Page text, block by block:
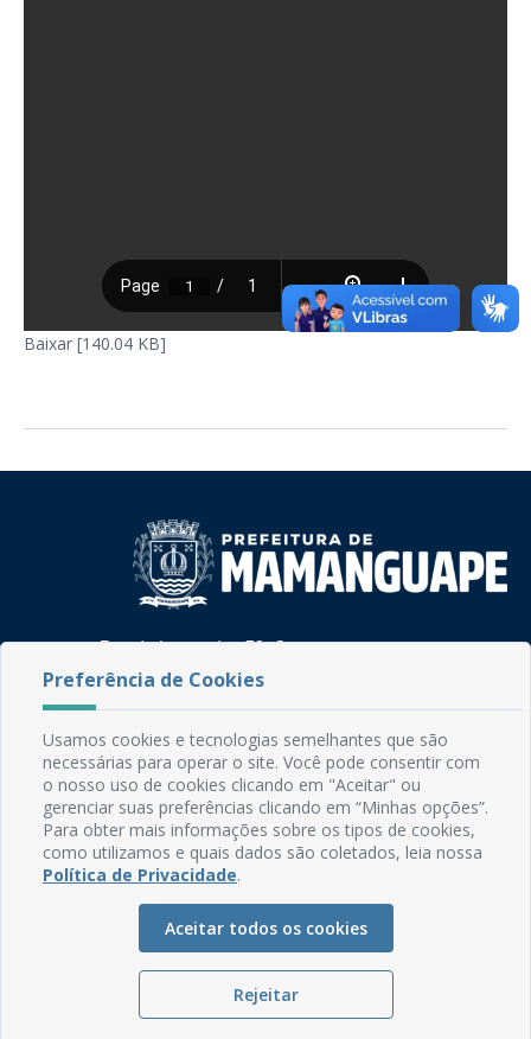
Baixar [140.04 KB]
Rua do Imperador, 78, Centro
CEP: 58.280-000 - Mamanguape/PB
Expediente: Segunda à Sexta, das 08h às 13h
Mapa do Site
Perguntas frequentes
Manual de Navegação
Glossário
Serviços Internos
Política de Privacidade
Preferência de Cookies
Usamos cookies e tecnologias semelhantes que são
necessárias para operar o site. Você pode consentir com
o nosso uso de cookies clicando em "Aceitar" ou
gerenciar suas preferências clicando em “Minhas opções”.
Para obter mais informações sobre os tipos de cookies,
como utilizamos e quais dados são coletados, leia nossa
Política de Privacidade.
Aceitar todos os cookies
Rejeitar